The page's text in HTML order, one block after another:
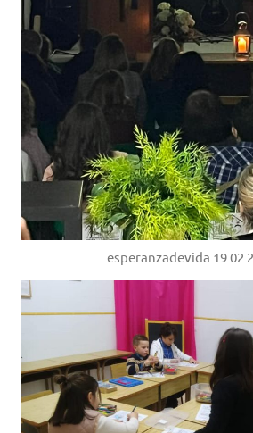
esperanzadevida 19 02